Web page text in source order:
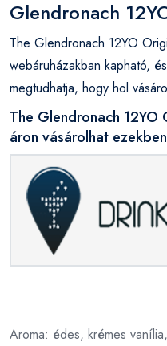
Glendronach
The Glendronach 12YO
webáruházakban kapható,
megtudhatja, hogy hol
The Glendronach
áron vásárolhat
Aroma: édes, krémes